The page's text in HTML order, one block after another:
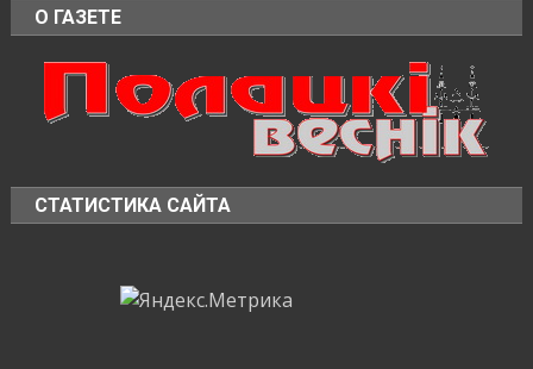
О ГАЗЕТЕ
СТАТИСТИКА САЙТА